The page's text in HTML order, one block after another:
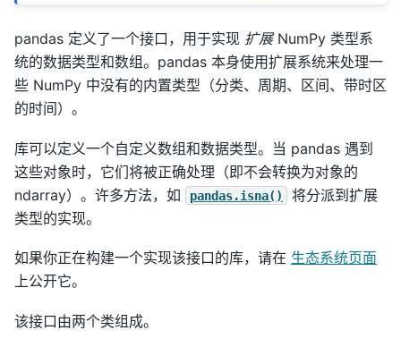
pandas 定义了一个接口，用于实现 扩展NumPy 类型系
统的数据类型和数组。pandas 本身使用扩展系统来处理一
些 NumPy 中没有的内置类型（分类、周期、区间、带时区
的时间）。
库可以定义一个自定义数组和数据类型。当 pandas 遇到
这些对象时，它们将被正确处理（即不会转换为对象的
ndarray）。许多方法，如
pandas.isna()
将分派到扩展
类型的实现。
如果你正在构建一个实现该接口的库，请在 生态系统页面
上公开它。
该接口由两个类组成。